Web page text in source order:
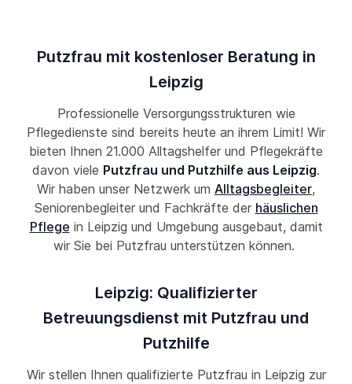
Putzfrau mit kostenloser Beratung in
Leipzig
Professionelle Versorgungsstrukturen wie
Pflegedienste sind bereits heute an ihrem Limit! Wir
bieten Ihnen 21.000 Alltagshelfer und Pflegekräfte
davon viele Putzfrau und Putzhilfe aus Leipzig.
Wir haben unser Netzwerk um Alltagsbegleiter,
Seniorenbegleiter und Fachkräfte der häuslichen
Pflege in Leipzig und Umgebung ausgebaut, damit
wir Sie bei Putzfrau unterstützen können.
Leipzig: Qualifizierter
Betreuungsdienst mit Putzfrau und
Putzhilfe
Wir stellen Ihnen qualifizierte Putzfrau in Leipzig zur